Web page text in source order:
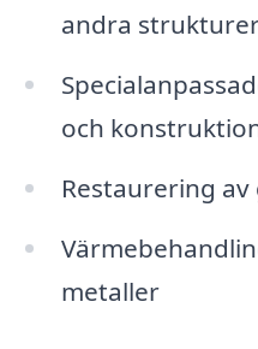
andra
och
Restaurering
metaller